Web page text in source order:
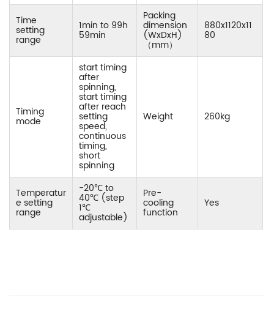
Time
setting
range
1min to 99h
59min
Packing
dimension
(WxDxH)
（mm）
880x1120x11
80
Timing
mode
start timing
after
spinning,
start timing
after reach
setting
speed,
continuous
timing,
short
spinning
Weight 260kg
Temperatur
e setting
range
-20℃ to
40℃ (step
1℃
adjustable)
Pre-
cooling
function
Yes